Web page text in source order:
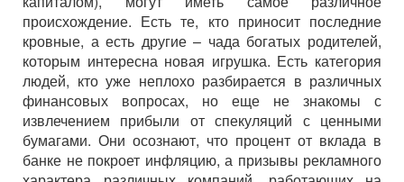
происхождение. Есть те, кто приносит последние
кровные, а есть другие – чада богатых родителей,
которым интересна новая игрушка. Есть категория
людей, кто уже неплохо разбирается в различных
финансовых вопросах, но еще не знакомы с
извлечением прибыли от спекуляций с ценными
бумагами. Они осознают, что процент от вклада в
банке не покроет инфляцию, а призывы рекламного